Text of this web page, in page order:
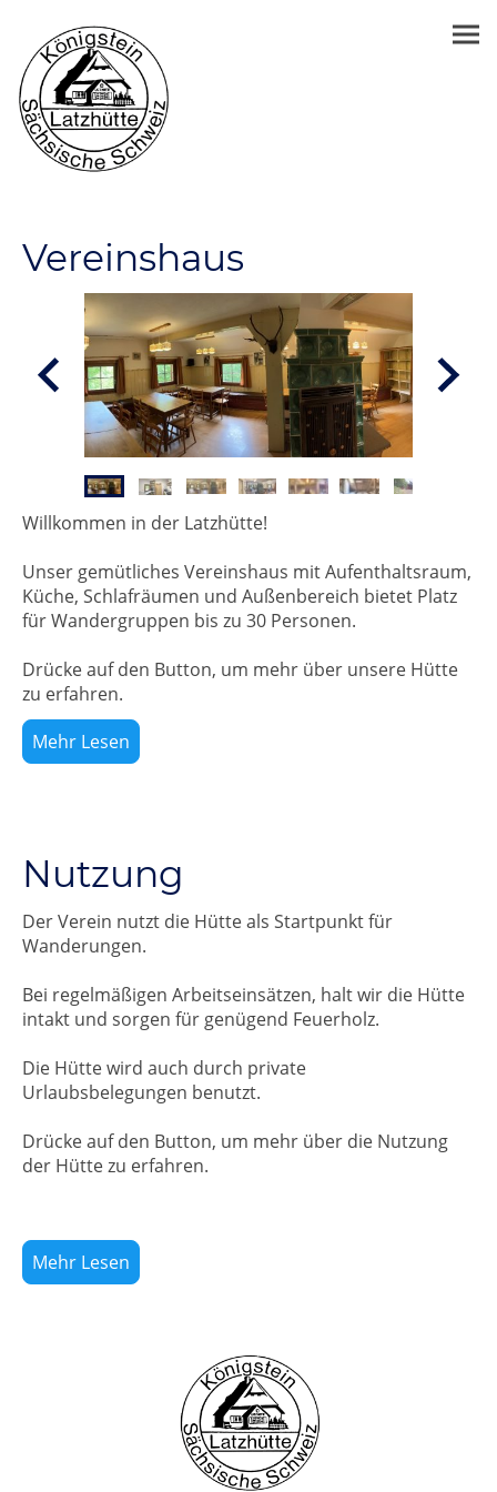
Vereinshaus
Willkommen in der Latzhütte!
Unser gemütliches Vereinshaus mit Aufenthaltsraum,
Küche, Schlafräumen und Außenbereich bietet Platz
für Wandergruppen bis zu 30 Personen.
Drücke auf den Button, um mehr über unsere Hütte
zu erfahren.
Mehr Lesen
Nutzung
Der Verein nutzt die Hütte als Startpunkt für
Wanderungen.
Bei regelmäßigen Arbeitseinsätzen, halt wir die Hütte
intakt und sorgen für genügend Feuerholz.
Die Hütte wird auch durch private
Urlaubsbelegungen benutzt.
Drücke auf den Button, um mehr über die Nutzung
der Hütte zu erfahren.
Mehr Lesen